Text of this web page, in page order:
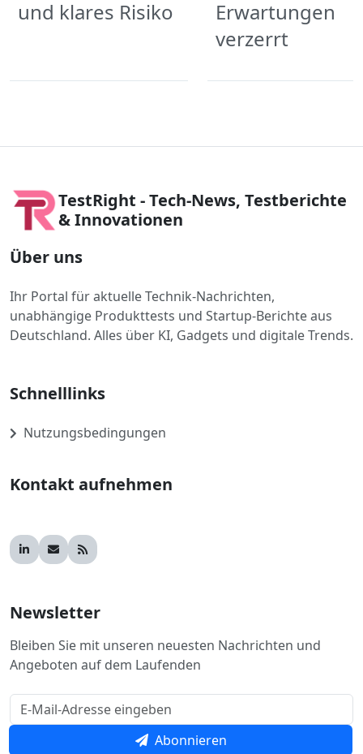
und klares Risiko
Erwartungen
verzerrt
TestRight - Tech-News, Testberichte
& Innovationen
Über uns
Ihr Portal für aktuelle Technik-Nachrichten,
unabhängige Produkttests und Startup-Berichte aus
Deutschland. Alles über KI, Gadgets und digitale Trends.
Schnelllinks
Nutzungsbedingungen
Kontakt aufnehmen
Newsletter
Bleiben Sie mit unseren neuesten Nachrichten und
Angeboten auf dem Laufenden
Abonnieren